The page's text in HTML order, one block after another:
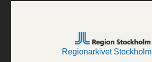
Regionarkivet Stockholm